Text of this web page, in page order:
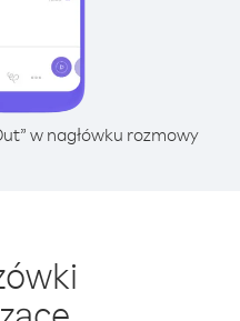
w nagłówku rozmowy